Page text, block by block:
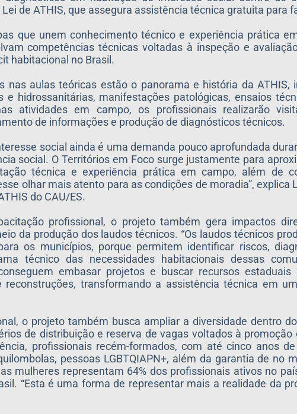
de ATHIS, que assegura assistência técnica gratuita para
que unem conhecimento técnico e experiência prática
competências técnicas voltadas à inspeção e
habitacional no Brasil.
nas aulas teóricas estão o panorama e história da ATHIS,
e hidrossanitárias, manifestações patológicas, ensaios
atividades em campo, os profissionais realizarão
de informações e produção de diagnósticos técnicos.
social ainda é uma demanda pouco aprofundada
social. O Territórios em Foco surge justamente para
técnica e experiência prática em campo, além de
olhar mais atento para as condições de moradia”, explica
do CAU/ES.
profissional, o projeto também gera impactos
da produção dos laudos técnicos. “Os laudos técnicos
os municípios, porque permitem identificar riscos,
técnico das necessidades habitacionais dessas
embasar projetos e buscar recursos
reconstruções, transformando a assistência técnica em
o projeto também busca ampliar a diversidade dentro
de distribuição e reserva de vagas voltados à promoção
profissionais recém-formados, com até cinco anos
pessoas LGBTQIAPN+, além da garantia de no
mulheres representam 64% dos profissionais ativos no
“Esta é uma forma de representar mais a realidade da